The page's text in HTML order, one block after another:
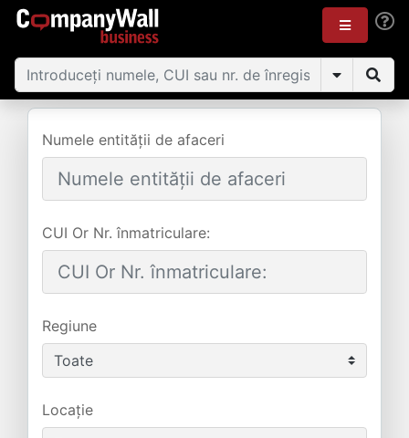
Numele entității de afaceri
CUI Or Nr. înmatriculare:
Regiune
Locație